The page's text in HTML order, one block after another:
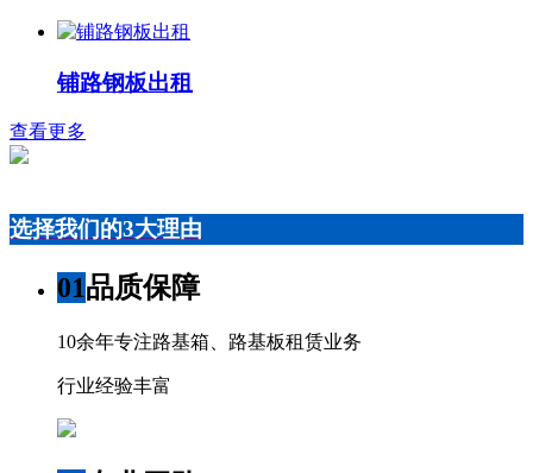
铺路钢板出租
查看更多
选择我们的3大理由
01品质保障
10余年专注路基箱、路基板租赁业务
行业经验丰富